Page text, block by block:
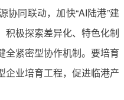
协同联动，加快“AI陆港”建
积极探索差异化、特色化制
全紧密型协作机制。要培育
企业培育工程，促进临港产